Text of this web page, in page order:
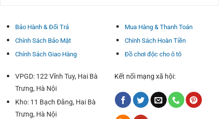
– Thêm vào đây, Lưỡi gạt Silicon đc ghi nhận là một trong
số những cần gạt nước cực tốt để dùng trong ĐK mưa
phùn.
xương được thiết kế với khí cồn học kết hợp với các lưỡi
silicon chất lượng cao được tủ than chì nano.
Bảo Hành & Đổi Trả
Chính Sách Bảo Mật
Chính Sách Giao Hàng
Mua Hàng & Thanh Toán
Chính Sách Hoàn Tiền
Đồ chơi độc cho ô tô
VPGD: 122 Vĩnh Tuy, Hai Bà
Trưng, Hà Nội
Kho: 11 Bạch Đằng, Hai Bà
Trưng, Hà Nội
Kết nối mạng xã hội: